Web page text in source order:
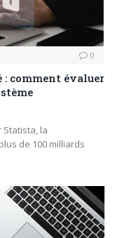
0
: comment évaluer
Statista, la
de 100 milliards